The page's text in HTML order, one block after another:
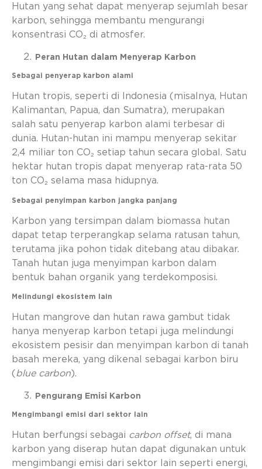
Hutan yang sehat dapat menyerap sejumlah besar
karbon, sehingga membantu mengurangi
konsentrasi CO₂ di atmosfer.
Peran Hutan dalam Menyerap Karbon
Sebagai penyerap karbon alami
Hutan tropis, seperti di Indonesia (misalnya, Hutan
Kalimantan, Papua, dan Sumatra), merupakan
salah satu penyerap karbon alami terbesar di
dunia. Hutan-hutan ini mampu menyerap sekitar
2,4 miliar ton CO₂ setiap tahun secara global. Satu
hektar hutan tropis dapat menyerap rata-rata 50
ton CO₂ selama masa hidupnya.
Sebagai penyimpan karbon jangka panjang
Karbon yang tersimpan dalam biomassa hutan
dapat tetap terperangkap selama ratusan tahun,
terutama jika pohon tidak ditebang atau dibakar.
Tanah hutan juga menyimpan karbon dalam
bentuk bahan organik yang terdekomposisi.
Melindungi ekosistem lain
Hutan mangrove dan hutan rawa gambut tidak
hanya menyerap karbon tetapi juga melindungi
ekosistem pesisir dan menyimpan karbon di tanah
basah mereka, yang dikenal sebagai karbon biru
(blue carbon).
Pengurang Emisi Karbon
Mengimbangi emisi dari sektor lain
Hutan berfungsi sebagai carbon offset, di mana
karbon yang diserap hutan dapat digunakan untuk
mengimbangi emisi dari sektor lain seperti energi,